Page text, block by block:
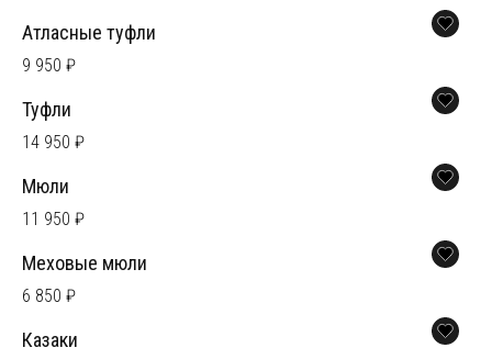
Атласные туфли
9 950 ₽
Туфли
14 950 ₽
Мюли
11 950 ₽
Меховые мюли
6 850 ₽
Казаки